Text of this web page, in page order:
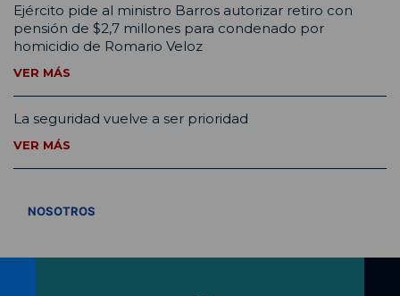
Ejército pide al ministro Barros autorizar retiro con
pensión de $2,7 millones para condenado por
homicidio de Romario Veloz
VER MÁS
La seguridad vuelve a ser prioridad
VER MÁS
NOSOTROS